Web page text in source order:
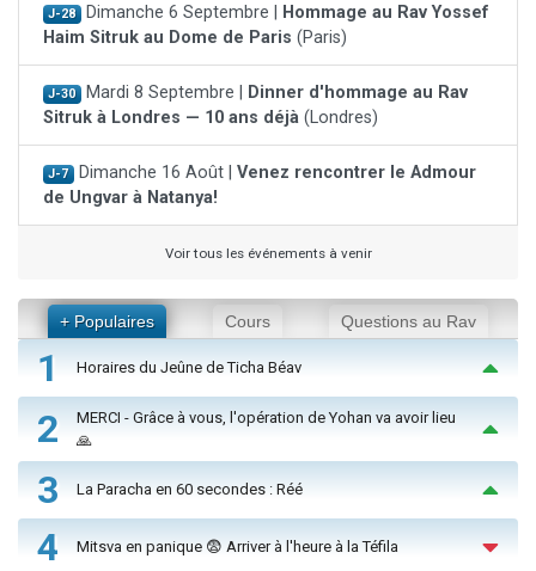
J-28 Dimanche 6 Septembre |
Hommage au Rav Yossef
Haim Sitruk au Dome de Paris (Paris)
J-30 Mardi 8 Septembre |
Dinner d'hommage au Rav
Sitruk à Londres — 10 ans déjà (Londres)
J-7 Dimanche 16 Août | Venez rencontrer le Admour
de Ungvar à Natanya!
Voir tous les événements à venir
+ Populaires Cours Questions au Rav
1 Horaires du Jeûne de Ticha Béav
2
MERCI - Grâce à vous, l'opération de Yohan va avoir lieu
🙏
3 La Paracha en 60 secondes : Réé
4 Mitsva en panique 😨 Arriver à l'heure à la Téfila